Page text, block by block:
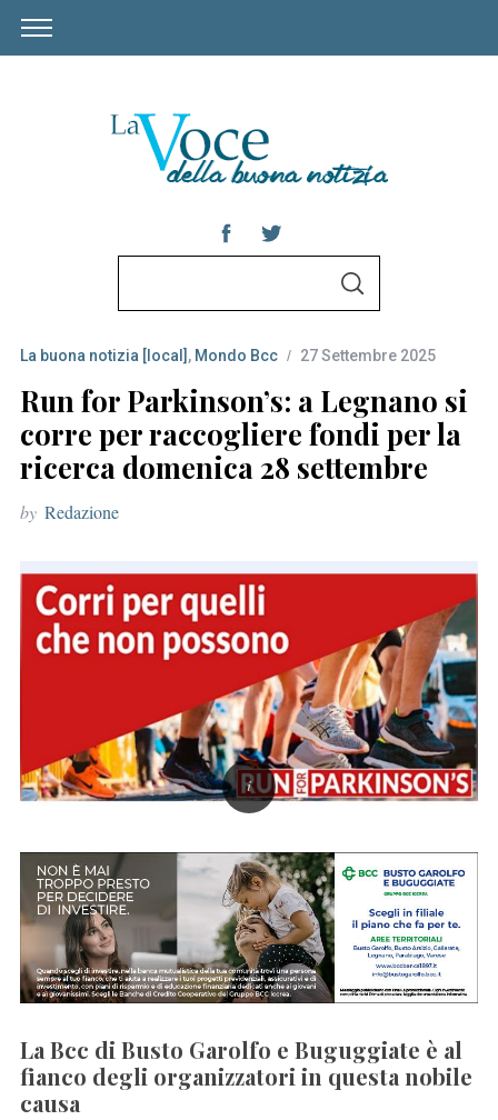
r
c
h
o
r
S
C
H
La buona notizia [local] , Mondo Bcc 27 Settembre 2025
Run for Parkinson’s: a Legnano si
corre per raccogliere fondi per la
ricerca domenica 28 settembre
by Redazione
La Bcc di Busto Garolfo e Buguggiate è al
fianco degli organizzatori in questa nobile
causa